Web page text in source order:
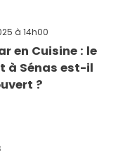
à 14h00
en Cuisine : le
à Sénas est-il
?